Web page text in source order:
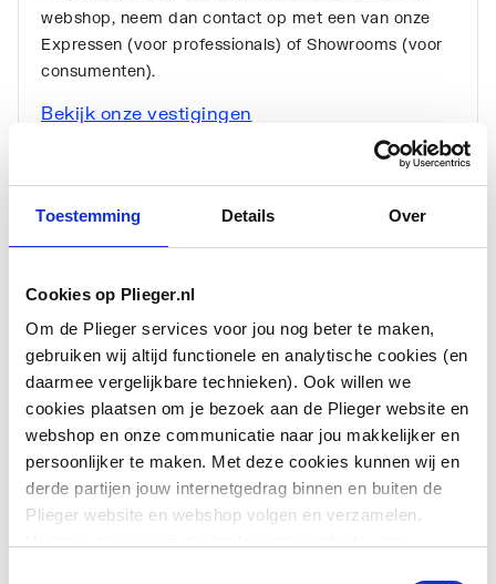
Toestemming Details Over
Cookies op Plieger.nl
Om de Plieger services voor jou nog beter te maken,
gebruiken wij altijd functionele en analytische cookies (en
daarmee vergelijkbare technieken). Ook willen we
cookies plaatsen om je bezoek aan de Plieger website en
webshop en onze communicatie naar jou makkelijker en
persoonlijker te maken. Met deze cookies kunnen wij en
derde partijen jouw internetgedrag binnen en buiten de
Plieger website en webshop volgen en verzamelen.
webshop, neem dan contact op met een van onze
Expressen (voor professionals) of Showrooms (voor
consumenten).
Bekijk onze vestigingen